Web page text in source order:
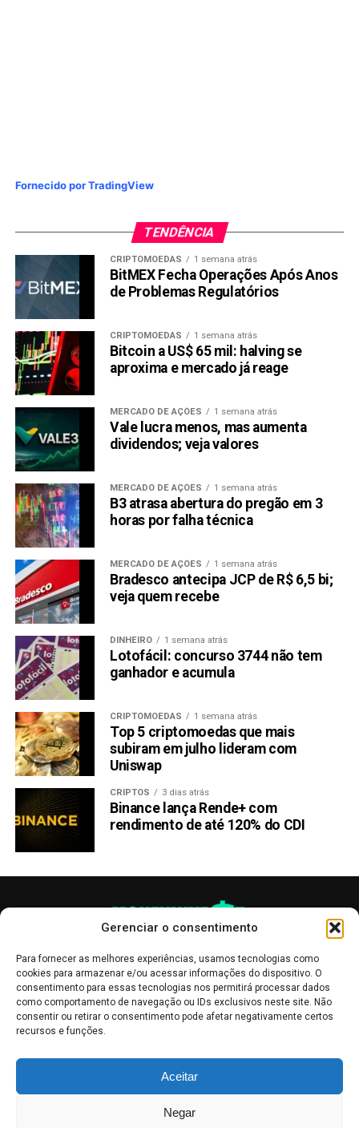
Gerenciar o consentimento
Para fornecer as melhores experiências, usamos tecnologias como
cookies para armazenar e/ou acessar informações do dispositivo. O
consentimento para essas tecnologias nos permitirá processar dados
como comportamento de navegação ou IDs exclusivos neste site. Não
consentir ou retirar o consentimento pode afetar negativamente certos
recursos e funções.
Aceitar
Negar
Fornecido por TradingView
TENDÊNCIA
CRIPTOMOEDAS 1 semana atrás
BitMEX Fecha Operações Após Anos
de Problemas Regulatórios
CRIPTOMOEDAS 1 semana atrás
Bitcoin a US$ 65 mil: halving se
aproxima e mercado já reage
MERCADO DE AÇÕES 1 semana atrás
Vale lucra menos, mas aumenta
dividendos; veja valores
MERCADO DE AÇÕES 1 semana atrás
B3 atrasa abertura do pregão em 3
horas por falha técnica
MERCADO DE AÇÕES 1 semana atrás
Bradesco antecipa JCP de R$ 6,5 bi;
veja quem recebe
DINHEIRO 1 semana atrás
Lotofácil: concurso 3744 não tem
ganhador e acumula
CRIPTOMOEDAS 1 semana atrás
Top 5 criptomoedas que mais
subiram em julho lideram com
Uniswap
CRIPTOS 3 dias atrás
Binance lança Rende+ com
rendimento de até 120% do CDI
informativo, servindo como boletins de divulgação, e não devem ser
interpretadas como recomendações de investimento.Leia mais
Bolsa de Valores